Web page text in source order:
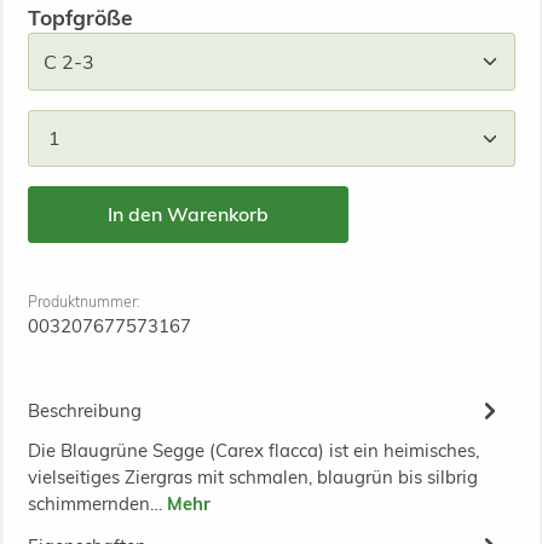
Topfgrößeauswählen
In den Warenkorb
Produktnummer:
003207677573167
Beschreibung
Die Blaugrüne Segge (Carex flacca) ist ein heimisches,
vielseitiges Ziergras mit schmalen, blaugrün bis silbrig
schimmernden… Mehr